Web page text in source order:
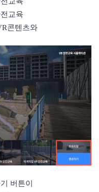
교육
콘텐츠와
버튼이